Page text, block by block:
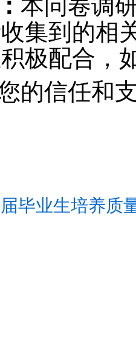
本问卷调
集到的相
极配合，
的信任和
毕业生培养质